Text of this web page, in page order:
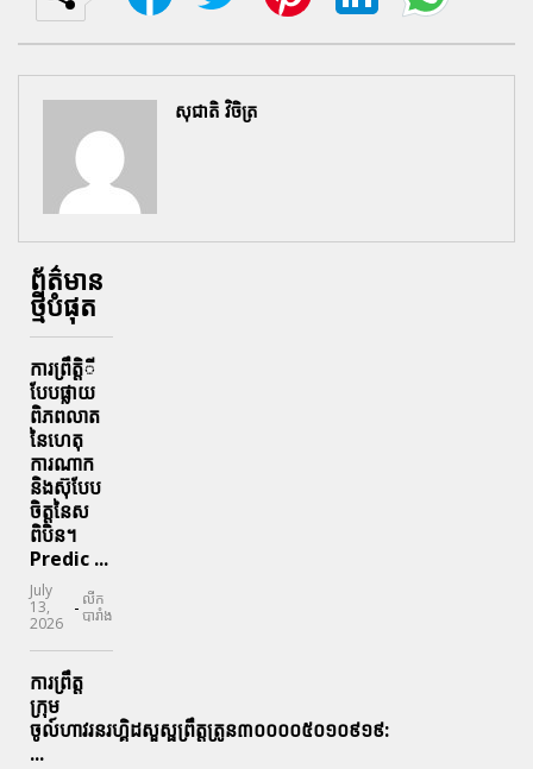
សុជាតិ វិចិត្រ
ព័ត៌មាន
ថ្មីបំផុត
ការព្រឹតិ្តី
បែបផ្លាយ
ពិភពលាត
នៃហេតុ
ការណាក
និងស៊ុបែប
ចិត្តនៃស
ពិបិន។
Predic ...
July
13,
2026
- លីក
បារាំង
ការព្រឹត្ត
ក្រុម
ចូល៍ហាវរនរហ្គិដសួស្ផព្រឹត្តត្រូន៣០០០០៥០១០៩១៩:
...